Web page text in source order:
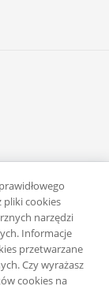
pliki cookies
narzędzi
Informacje
przetwarzane
Czy wyrażasz
cookies na